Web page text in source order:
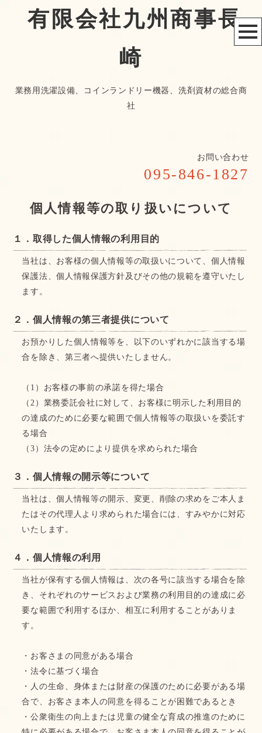
有限会社九州商事長
崎
業務用洗濯設備、コインランドリー機器、洗剤資材の総合商
社
お問い合わせ
095-846-1827
個人情報等の取り扱いについて
１．取得した個人情報の利用目的
当社は、お客様の個人情報等の取扱いについて、個人情報
保護法、個人情報保護方針及びその他の規範を遵守いたし
ます。
２．個人情報の第三者提供について
お預かりした個人情報等を、以下のいずれかに該当する場
合を除き、第三者へ提供いたしません。
（1）お客様の事前の承諾を得た場合
（2）業務委託会社に対して、お客様に明示した利用目的
の達成のために必要な範囲で個人情報等の取扱いを委託す
る場合
（3）法令の定めにより提供を求められた場合
３．個人情報の開示等について
当社は、個人情報等の開示、変更、削除の求めをご本人ま
たはその代理人より求められた場合には、すみやかに対応
いたします。
４．個人情報の利用
当社が保有する個人情報は、次の各号に該当する場合を除
き、それぞれのサービスおよび業務の利用目的の達成に必
要な範囲で利用するほか、相互に利用することがありま
す。
・お客さまの同意がある場合
・法令に基づく場合
・人の生命、身体または財産の保護のために必要がある場
合で、お客さま本人の同意を得ることが困難であるとき
・公衆衛生の向上または児童の健全な育成の推進のために